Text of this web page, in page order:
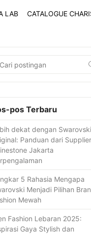
LAB CATALOGUE
pos Terbaru
dekat dengan Swarovski
Panduan dari Supplier
Jakarta
5 Rahasia Mengapa
Menjadi Pilihan
Mewah
Fashion Lebaran 2025:
Gaya Stylish dan